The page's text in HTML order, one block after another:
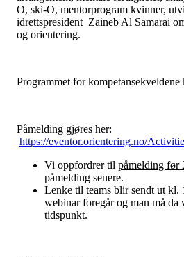
O, ski-O, mentorprogram kvinner,
idrettspresident Zaineb Al Samarai
og orientering.
Programmet for kompetansekveldene
Påmelding gjøres her:
https://eventor.orientering.no/
Vi oppfordrer til påmelding før
påmelding senere.
Lenke til teams blir sendt ut kl.
webinar foregår og man må da
tidspunkt.